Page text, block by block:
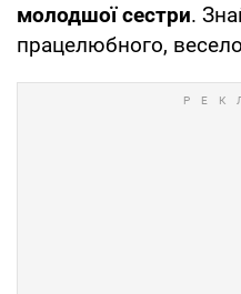
молодшої сестри.
працелюбного,